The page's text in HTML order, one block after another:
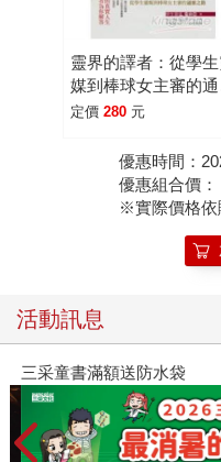
……2012年代表作當然是
《BRAND名牌誌》為名
帶動台灣創意與創作熱潮
心。 曾經它藉由一本《雅
眼鏡。精神科醫生鄧惠文
三采。筆記女王Ada之前
甚。《銀座媽媽桑說話術
要存到錢！》《下班後的
……都是三采打造的暢銷
活不滿，譬如「女尊文」
自「對的封面＋對的內容
喜。 它還擅長操作商品書
靈界的譯者：從學生
媒到棒球女主審的通
之路
定價 280 元
優惠時間：
優惠組合價：
※實際價格依
活動訊息
三采童書滿額送防水袋